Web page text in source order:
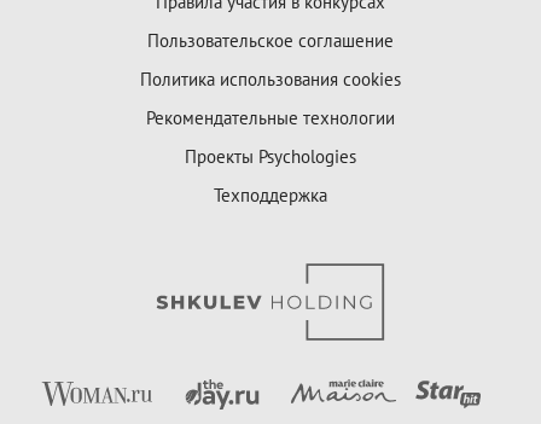
Пользовательское соглашение
Политика использования cookies
Рекомендательные технологии
Проекты Psychologies
Техподдержка